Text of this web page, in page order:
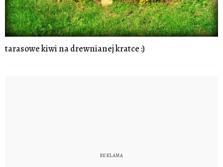
tarasowe kiwi na drewnianej kratce :)